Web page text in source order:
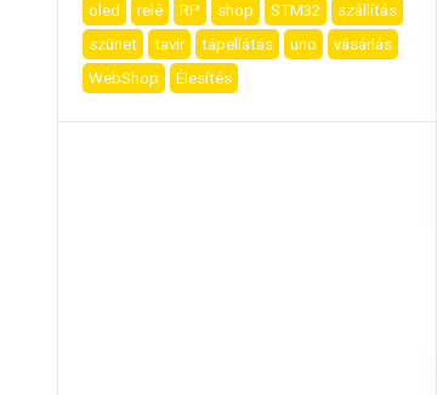
oled
relé RP shop STM32
szállítás
szünet
tavir tápellátás uno
vásárlás
WebShop
Élesítés